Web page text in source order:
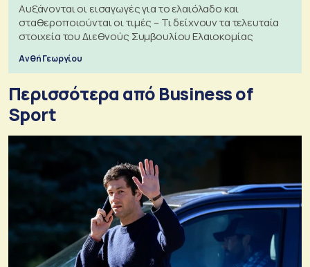
Αυξάνονται οι εισαγωγές για το ελαιόλαδο και
σταθεροποιούνται οι τιμές – Τι δείχνουν τα τελευταία
στοιχεία του Διεθνούς Συμβουλίου Ελαιοκομίας
Ανθή Γεωργίου
Περισσότερα από Business of
Sport